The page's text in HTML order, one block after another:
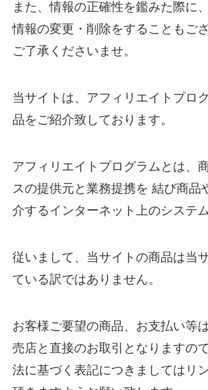
また、情報の正確性を鑑みた際に
情報の変更・削除をすることもご
ご了承くださいませ。
当サイトは、アフィリエイトプロ
品をご紹介致しております。
アフィリエイトプログラムとは、
スの提供元と業務提携を 結び商品
介するインターネット上のシステム
従いまして、当サイトの商品は当
ている訳ではありません。
お客様ご要望の商品、お支払い等
売店と直接のお取引となりますの
法に基づく表記につきましてはリ